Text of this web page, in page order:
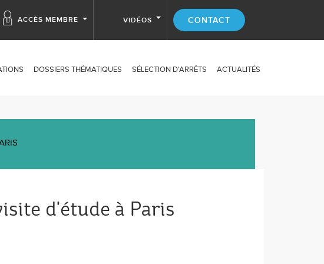
ACCÈS MEMBRE VIDÉOS CONTACT
DOSSIERS THÉMATIQUES SÉLECTION D'ARRÊTS ACTUALITÉS
d'étude à Paris